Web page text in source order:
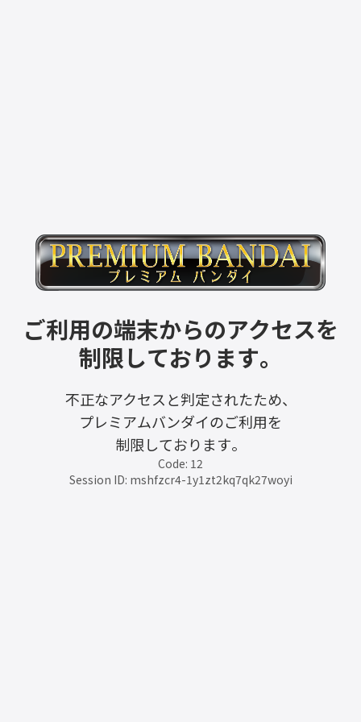
ご利用の端末からのアクセスを
制限しております。
不正なアクセスと判定されたため、
プレミアムバンダイのご利用を
制限しております。
Code: 12
Session ID: mshfzcr4-1y1zt2kq7qk27woyi